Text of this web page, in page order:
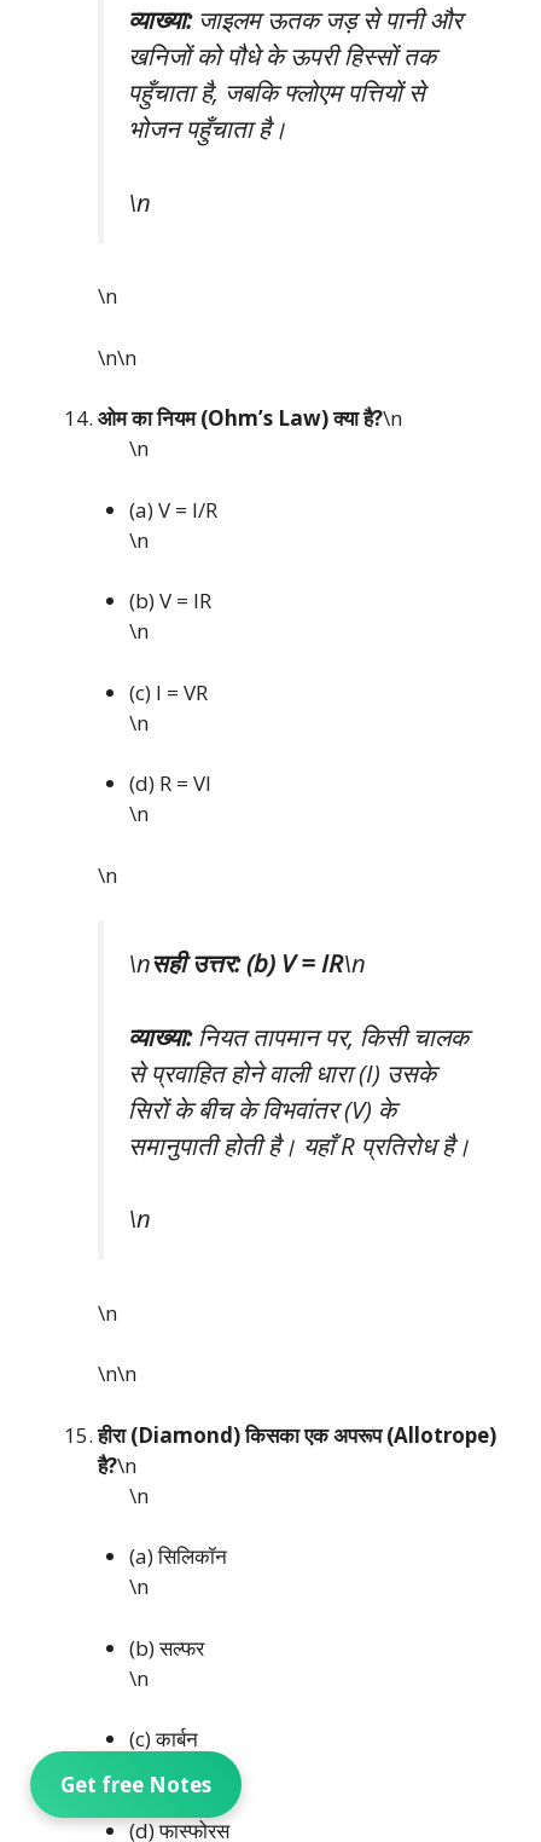
Get free Notes
व्याख्या:जाइलम ऊतक जड़ से पानी और
खनिजों को पौधे के ऊपरी हिस्सों तक
पहुँचाता है, जबकि फ्लोएम पत्तियों से
भोजन पहुँचाता है।
\n
\n
\n\n
ओम का नियम (Ohm’s Law) क्या है?\n
\n
(a) V = I/R
\n
(b) V = IR
\n
(c) I = VR
\n
(d) R = VI
\n
\n
\nसही उत्तर: (b) V = IR\n
व्याख्या:नियत तापमान पर, किसी चालक
से प्रवाहित होने वाली धारा (I) उसके
सिरों के बीच के विभवांतर (V) के
समानुपाती होती है। यहाँ R प्रतिरोध है।
\n
\n
\n\n
हीरा (Diamond) किसका एक अपरूप (Allotrope)
है?\n
\n
(a) सिलिकॉन
\n
(b) सल्फर
\n
(c) कार्बन
(d) फास्फोरस